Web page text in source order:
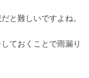
と難しいですよね。
ておくことで雨漏り